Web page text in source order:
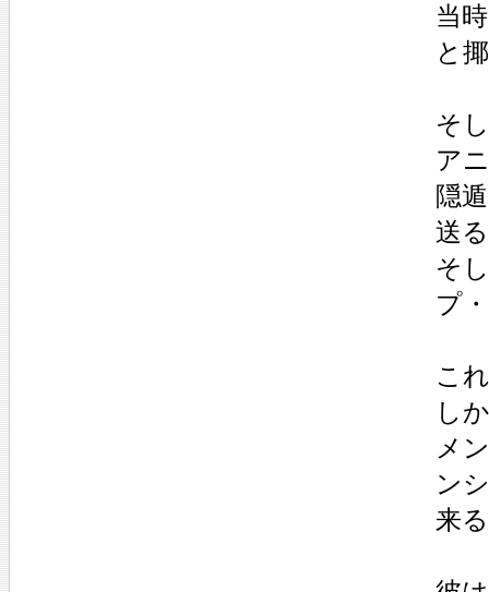
当
と
そ
ア
隠
送
そ
プ
こ
し
メ
ン
来